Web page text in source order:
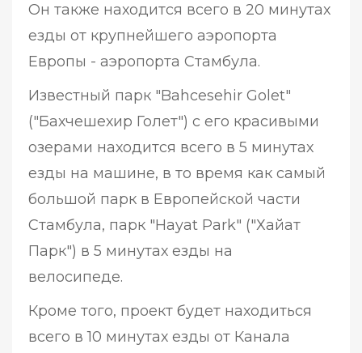
Он также находится всего в 20 минутах
езды от крупнейшего аэропорта
Европы - аэропорта Стамбула.
Известный парк "Bahcesehir Golet"
("Бахчешехир Голет") с его красивыми
озерами находится всего в 5 минутах
езды на машине, в то время как самый
большой парк в Европейской части
Стамбула, парк "Hayat Park" ("Хайат
Парк") в 5 минутах езды на
велосипеде.
Кроме того, проект будет находиться
всего в 10 минутах езды от Канала